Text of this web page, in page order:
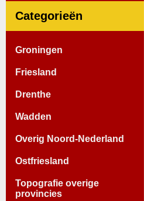
Categorieën
Groningen
Friesland
Drenthe
Wadden
Overig Noord-Nederland
Ostfriesland
Topografie overige
provincies